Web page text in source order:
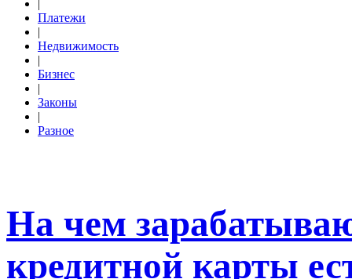
|
Платежи
|
Недвижимость
|
Бизнес
|
Законы
|
Разное
На чем
кредитной карты